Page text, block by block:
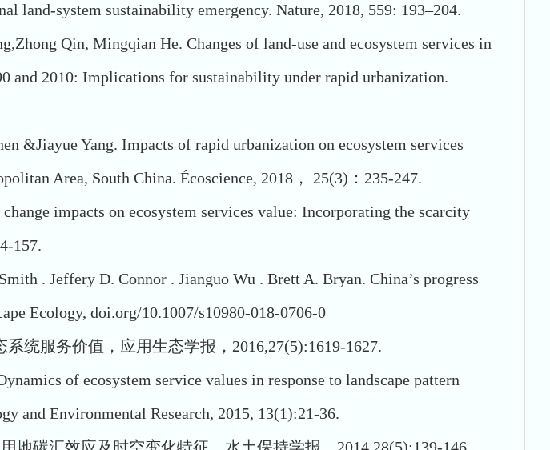
land-system sustainability emergency. Nature, 2018, 559: 193–204.
Qin, Mingqian He. Changes of land-use and ecosystem services in
and 2010: Implications for sustainability under rapid urbanization.
&Jiayue Yang. Impacts of rapid urbanization on ecosystem services
Area, South China. Écoscience, 2018， 25(3)：235-247.
impacts on ecosystem services value: Incorporating the scarcity
157.
. Jeffery D. Connor . Jianguo Wu . Brett A. Bryan. China’s progress
Ecology, doi.org/10.1007/s10980-018-0706-0
统服务价值，应用生态学报，2016,27(5):1619-1627.
of ecosystem service values in response to landscape pattern
and Environmental Research, 2015, 13(1):21-36.